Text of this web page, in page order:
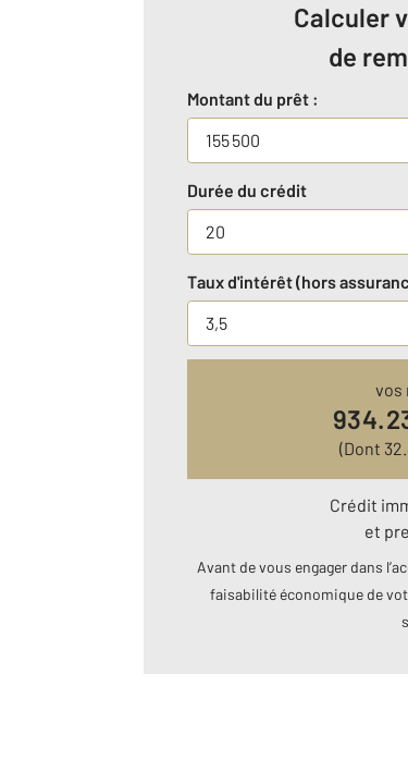
Calculer
de
Montant du prêt :
Durée du crédit
Taux d'intérêt (hors
vos
(Dont
Crédit
et
Avant de vous engager dans
faisabilité économique de